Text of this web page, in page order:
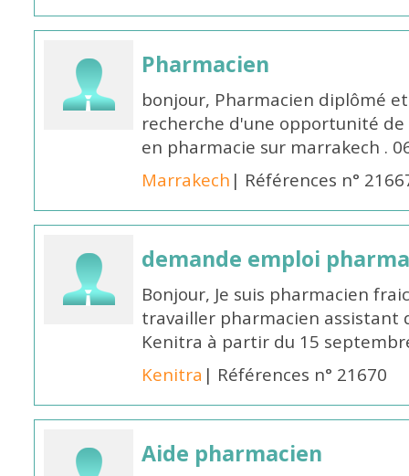
Pharmacien
bonjour, Pharmacien diplômé
recherche d'une opportunité
en pharmacie sur marrakech .
Marrakech | Références n°
demande emploi
Bonjour, Je suis pharmacien
travailler pharmacien assistant
Kenitra à partir du 15
Kenitra | Références n° 21670
Aide pharmacien